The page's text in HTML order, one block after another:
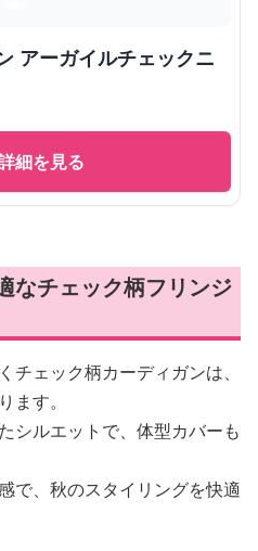
アーガイルチェックニ
細を見る
なチェック柄フリンジ
チェック柄カーディガンは、
ます。
シルエットで、体型カバーも
で、秋のスタイリングを快適